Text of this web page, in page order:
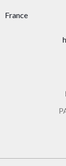
France